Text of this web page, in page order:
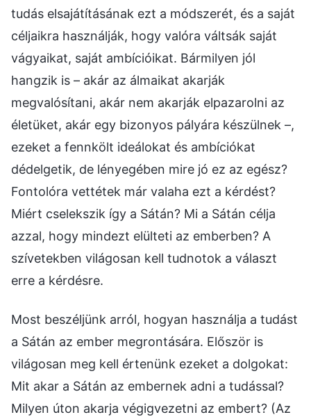
tudás elsajátításának ezt a módszerét, és a saját
céljaikra használják, hogy valóra váltsák saját
vágyaikat, saját ambícióikat. Bármilyen jól
hangzik is – akár az álmaikat akarják
megvalósítani, akár nem akarják elpazarolni az
életüket, akár egy bizonyos pályára készülnek –,
ezeket a fennkölt ideálokat és ambíciókat
dédelgetik, de lényegében mire jó ez az egész?
Fontolóra vettétek már valaha ezt a kérdést?
Miért cselekszik így a Sátán? Mi a Sátán célja
azzal, hogy mindezt elülteti az emberben? A
szívetekben világosan kell tudnotok a választ
erre a kérdésre.
Most beszéljünk arról, hogyan használja a tudást
a Sátán az ember megrontására. Először is
világosan meg kell értenünk ezeket a dolgokat:
Mit akar a Sátán az embernek adni a tudással?
Milyen úton akarja végigvezetni az embert? (Az